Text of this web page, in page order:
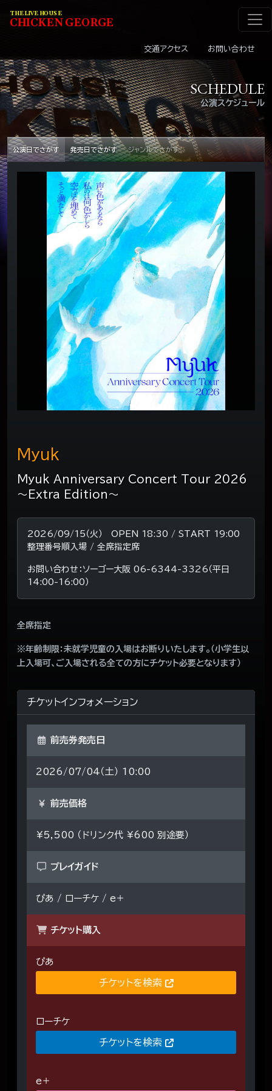
メインナビゲーショ
THE LIVE HOUSE
CHICKENGEORGE
交通アクセス お問い合わせ
公演スケジュール
SCHEDULE
公演日でさがす 発売日でさがす ジャンルでさがす
Myuk Anniversary Concert Tour 2026
～Extra Edition～
Myuk
2026/09/15（火） OPEN 18:30 / START 19:00
整理番号順入場 / 全席指定席
お問い合わせ：ソーゴー大阪 06-6344-3326（平日
14:00-16:00）
全席指定
※年齢制限：未就学児童の入場はお断りいたします。（小学生以
上入場可、ご入場される全ての方にチケット必要となります）
チケットインフォメーション
前売券発売日
2026/07/04（土） 10:00
前売価格
¥5,500 （ドリンク代 ¥600 別途要）
プレイガイド
ぴあ / ローチケ / e＋
チケット購入
ぴあ
チケットを検索
ローチケ
チケットを検索
e＋